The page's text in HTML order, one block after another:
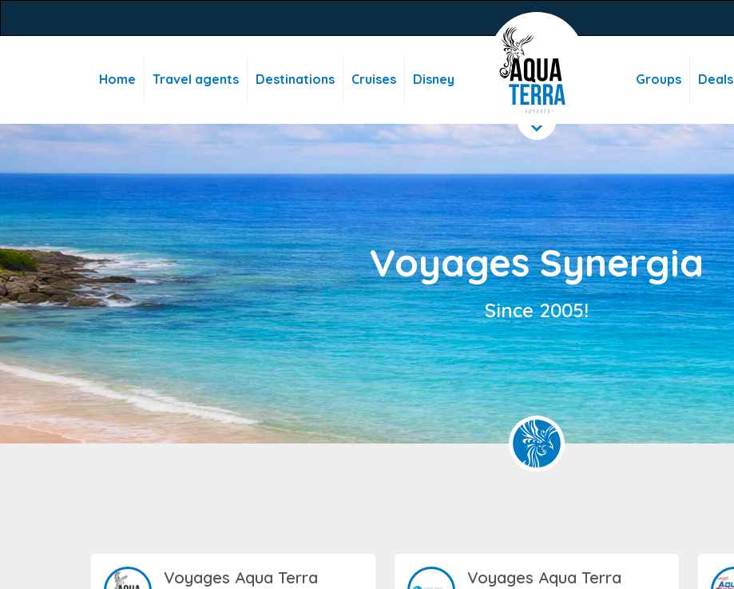
Home Travel agents Destinations Cruises Disney Groups Deals
Voyages Synergia
Since 2005!
Voyages Aqua Terra
Voyages Aqua Terra